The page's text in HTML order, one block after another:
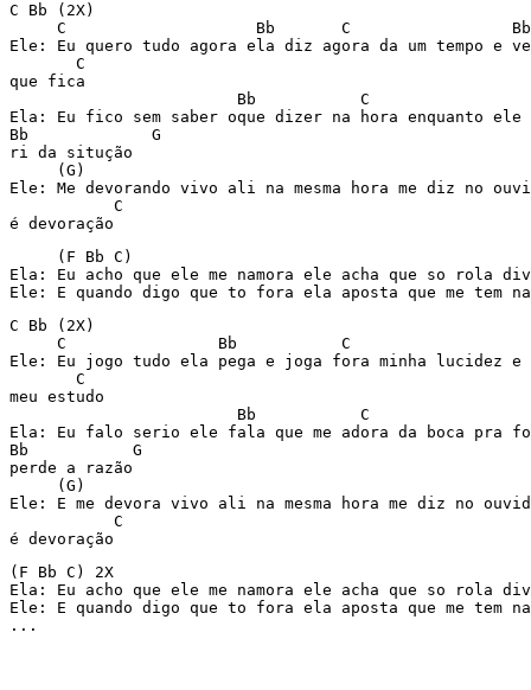
C Bb (2X)
C                    Bb       C
Ele: Eu quero tudo agora ela diz agora da um tempo e
       C
que fica
                        Bb           C
Ela: Eu fico sem saber oque dizer na hora enquanto
Bb             G
ri da situção
     (G)
Ele: Me devorando vivo ali na mesma hora me diz no
           C
é devoração
     (F Bb C)
Ela: Eu acho que ele me namora ele acha que so rola
Ele: E quando digo que to fora ela aposta que me tem
C Bb (2X)
C                Bb           C
Ele: Eu jogo tudo ela pega e joga fora minha lucidez
       C
meu estudo
                        Bb           C
Ela: Eu falo serio ele fala que me adora da boca pra
Bb           G
perde a razão
     (G)
Ele: E me devora vivo ali na mesma hora me diz no
           C
é devoração
(F Bb C) 2X
Ela: Eu acho que ele me namora ele acha que so rola
Ele: E quando digo que to fora ela aposta que me tem
...